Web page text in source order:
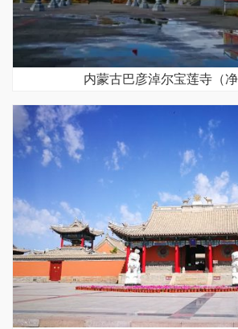
内蒙古巴彦淖尔宝莲寺（净